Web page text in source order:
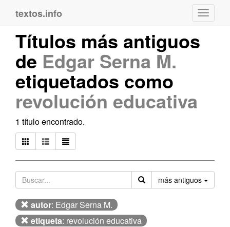
textos.info
Títulos más antiguos
de Edgar Serna M.
etiquetados como
revolución educativa
1 título encontrado.
más antiguos
autor: Edgar Serna M.
etiqueta: revolución educativa